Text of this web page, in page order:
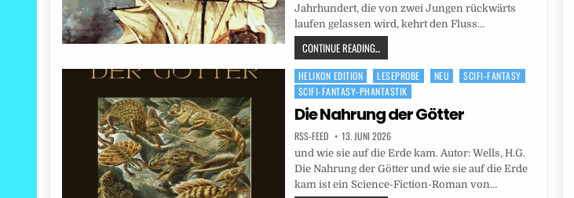
Jahrhundert, die von zwei Jungen rückwärts
laufen gelassen wird, kehrt den Fluss…
CONTINUE READING...
Posted
in
HELIKON EDITION LESEPROBE NEU
SCIFI-FANTASY
SCIFI-FANTASY-PHANTASTIK
Die Nahrung der Götter
RSS-FEED 13. JUNI 2026
und wie sie auf die Erde kam. Autor: Wells, H.G.
Die Nahrung der Götter und wie sie auf die Erde
kam ist ein Science-Fiction-Roman von…